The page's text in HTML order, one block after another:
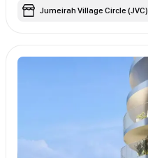
Jumeirah Village Circle (JVC)